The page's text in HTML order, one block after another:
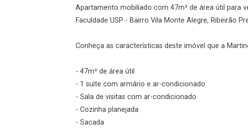
Apartamento mobiliado com 47m² de área útil para
Faculdade USP - Bairro Vila Monte Alegre, Ribeirão
Conheça as características deste imóvel que a
- 47m² de área útil
- 1 suíte com armário e ar-condicionado
- Sala de visitas com ar-condicionado
- Cozinha planejada
- Sacada
Cadastre-se
Agendar Visita